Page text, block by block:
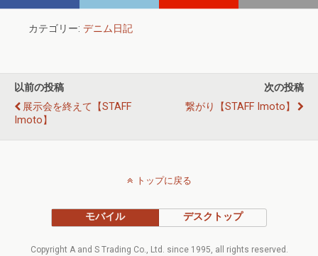
カテゴリー: デニム日記
以前の投稿
展示会を終えて【STAFF
Imoto】
次の投稿
繋がり【STAFF Imoto】
トップに戻る
モバイル デスクトップ
Copyright A and S Trading Co., Ltd. since 1995, all rights reserved.